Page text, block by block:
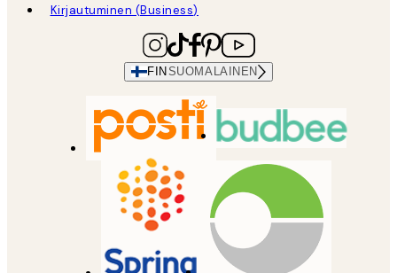
Kirjautuminen (Business)
FIN SUOMALAINEN